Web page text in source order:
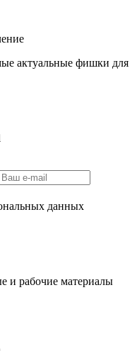
актуальные фишки для
данных
и рабочие материалы